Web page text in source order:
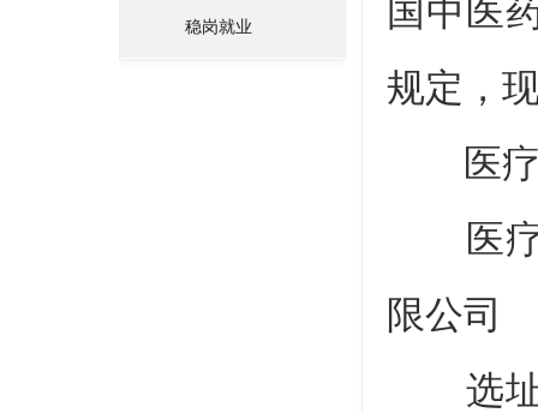
稳岗就业
国中医
规定，
医疗
医疗
限公司
选址